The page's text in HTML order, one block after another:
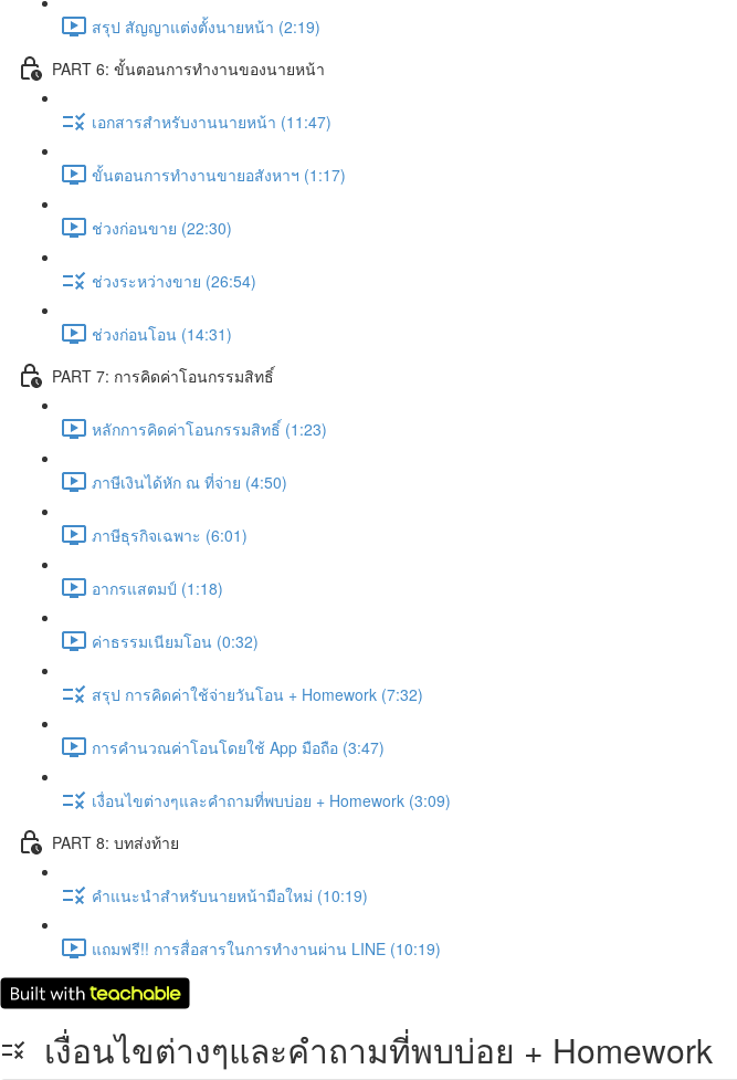
สรุป สัญญาแต่งตั้งนายหน้า (2:19)
PART 6: ขั้นตอนการทำงานของนายหน้า
เอกสารสำหรับงานนายหน้า (11:47)
ขั้นตอนการทำงานขายอสังหาฯ (1:17)
ช่วงก่อนขาย (22:30)
ช่วงระหว่างขาย (26:54)
ช่วงก่อนโอน (14:31)
PART 7: การคิดค่าโอนกรรมสิทธิ์
หลักการคิดค่าโอนกรรมสิทธิ์ (1:23)
ภาษีเงินได้หัก ณ ที่จ่าย (4:50)
ภาษีธุรกิจเฉพาะ (6:01)
อากรแสตมป์ (1:18)
ค่าธรรมเนียมโอน (0:32)
สรุป การคิดค่าใช้จ่ายวันโอน + Homework (7:32)
การคำนวณค่าโอนโดยใช้ App มือถือ (3:47)
เงื่อนไขต่างๆและคำถามที่พบบ่อย + Homework (3:09)
PART 8: บทส่งท้าย
คำแนะนำสำหรับนายหน้ามือใหม่ (10:19)
แถมฟรี!! การสื่อสารในการทำงานผ่าน LINE (10:19)
เงื่อนไขต่างๆและคำถามที่พบบ่อย + Homework